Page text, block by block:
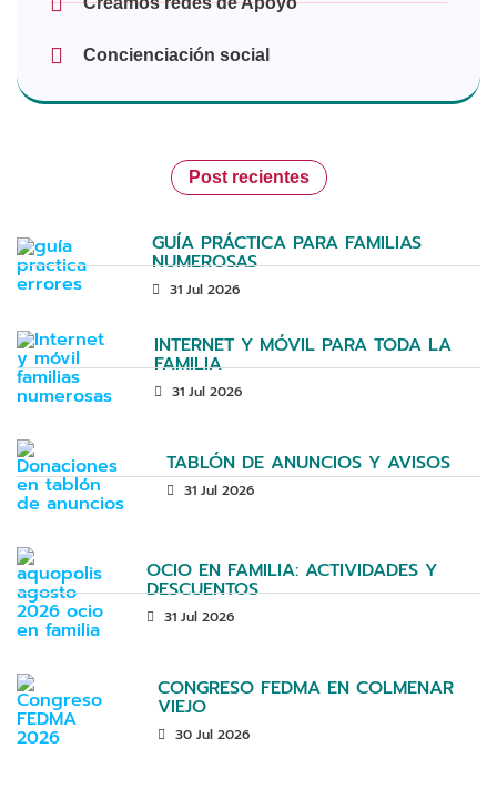
Concienciación social
Post recientes
GUÍA PRÁCTICA PARA FAMILIAS
NUMEROSAS
31 Jul 2026
INTERNET Y MÓVIL PARA TODA LA
FAMILIA
31 Jul 2026
TABLÓN DE ANUNCIOS Y AVISOS
31 Jul 2026
OCIO EN FAMILIA: ACTIVIDADES Y
DESCUENTOS
31 Jul 2026
CONGRESO FEDMA EN COLMENAR
VIEJO
30 Jul 2026